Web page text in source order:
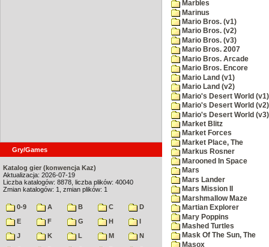
Gry/Games
Katalog gier (konwencja Kaz)
Aktualizacja: 2026-07-19
Liczba katalogów: 8878, liczba plików: 40040
Zmian katalogów: 1, zmian plików: 1
0-9 A B C
D
E
F G H
I
J
K L M
N
Marbles
Marinus
Mario Bros. (v1)
Mario Bros. (v2)
Mario Bros. (v3)
Mario Bros. 2007
Mario Bros. Arcade
Mario Bros. Encore
Mario Land (v1)
Mario Land (v2)
Mario's Desert World (v1)
Mario's Desert World (v2)
Mario's Desert World (v3)
Market Blitz
Market Forces
Market Place, The
Markus Rosner
Marooned In Space
Mars
Mars Lander
Mars Mission II
Marshmallow Maze
Martian Explorer
Mary Poppins
Mashed Turtles
Mask Of The Sun, The
Masox